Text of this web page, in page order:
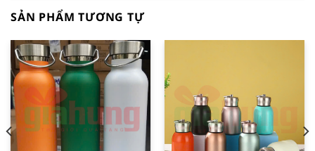
SẢN PHẨM TƯƠNG TỰ